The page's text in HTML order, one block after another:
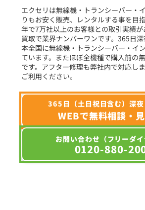
選択条件をリセット
エクセリは無線機・トランシーバー・
りもお安く販売、レンタルする事を目
年で7万社以上のお客様との取引実績が
買取で業界ナンバーワンです。365日
本全国に無線機・トランシーバー・イ
ています。またほぼ全機種で購入前の
です。アフター修理も弊社内で対応し
ご利用ください。
365日（土日祝日含む）深
WEBで無料相談・
お問い合わせ（フリーダイ
0120-880-